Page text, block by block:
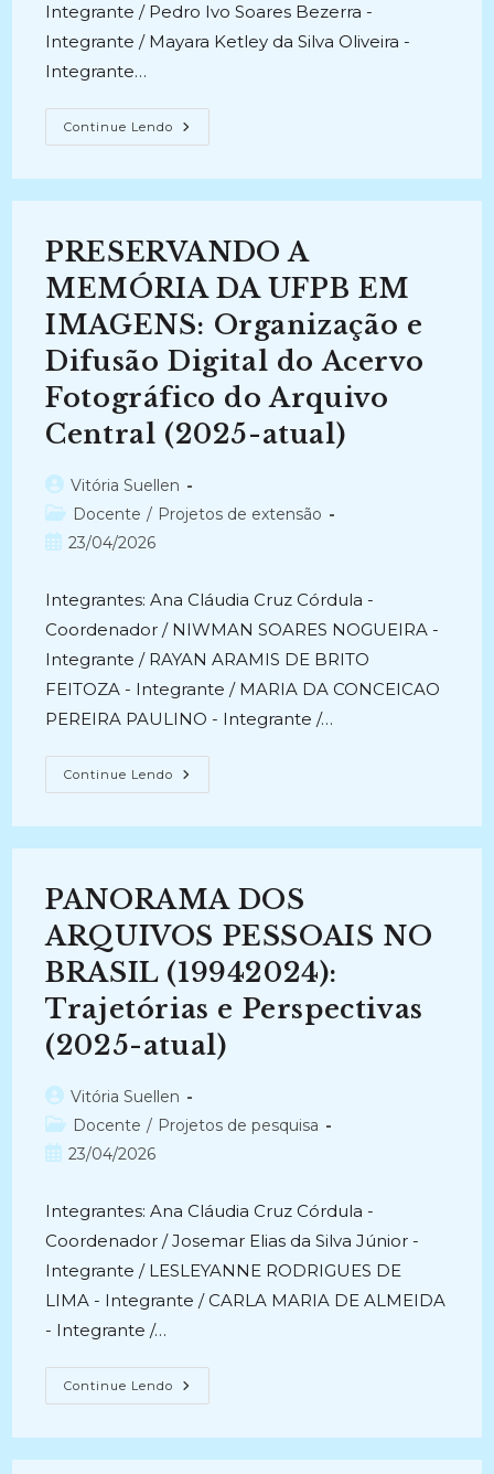
Integrante / Pedro Ivo Soares Bezerra -
Integrante / Mayara Ketley da Silva Oliveira -
Integrante…
Continue Lendo MEMÓRIA
INSTITUCIONAL
NA
POLÍCIA
CIVIL
DA
PARAÍBA
(ACADEPOL/PB):
Investigação
Intencionalidade
Humanística
No
Processo
Formativo
Policial
(2025-
PRESERVANDO A
MEMÓRIA DA UFPB EM
IMAGENS: Organização e
Difusão Digital do Acervo
Fotográfico do Arquivo
Central (2025-atual)
Autor
do
post:
Vitória Suellen
Categoria
do
Docente / Projetos de extensão
Post23/04/2026
Integrantes: Ana Cláudia Cruz Córdula -
Coordenador / NIWMAN SOARES NOGUEIRA -
Integrante / RAYAN ARAMIS DE BRITO
FEITOZA - Integrante / MARIA DA CONCEICAO
PEREIRA PAULINO - Integrante /…
Continue Lendo PRESERVANDO
A
EM
E
Difusão
Digital
Do
Acervo
Fotográfico
Do
Arquivo
Central
(2025-
Atual)
PANORAMA DOS
ARQUIVOS PESSOAIS NO
BRASIL (19942024):
Trajetórias e Perspectivas
(2025-atual)
Autor
do
post:
Vitória Suellen
Categoria
do
Docente / Projetos de pesquisa
Post23/04/2026
Integrantes: Ana Cláudia Cruz Córdula -
Coordenador / Josemar Elias da Silva Júnior -
Integrante / LESLEYANNE RODRIGUES DE
LIMA - Integrante / CARLA MARIA DE ALMEIDA
- Integrante /…
Continue Lendo PANORAMA
DOS
BRASIL